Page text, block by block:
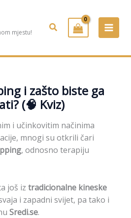
mjestu! Pretraživanje
i zašto biste ga
(🧠 Kviz)
i učinkovitim načinima
mnogi su otkrili čari
, odnosno terapiju
još iz tradicionalne kineske
i zapadni svijet, pa tako i
Sredi.se.